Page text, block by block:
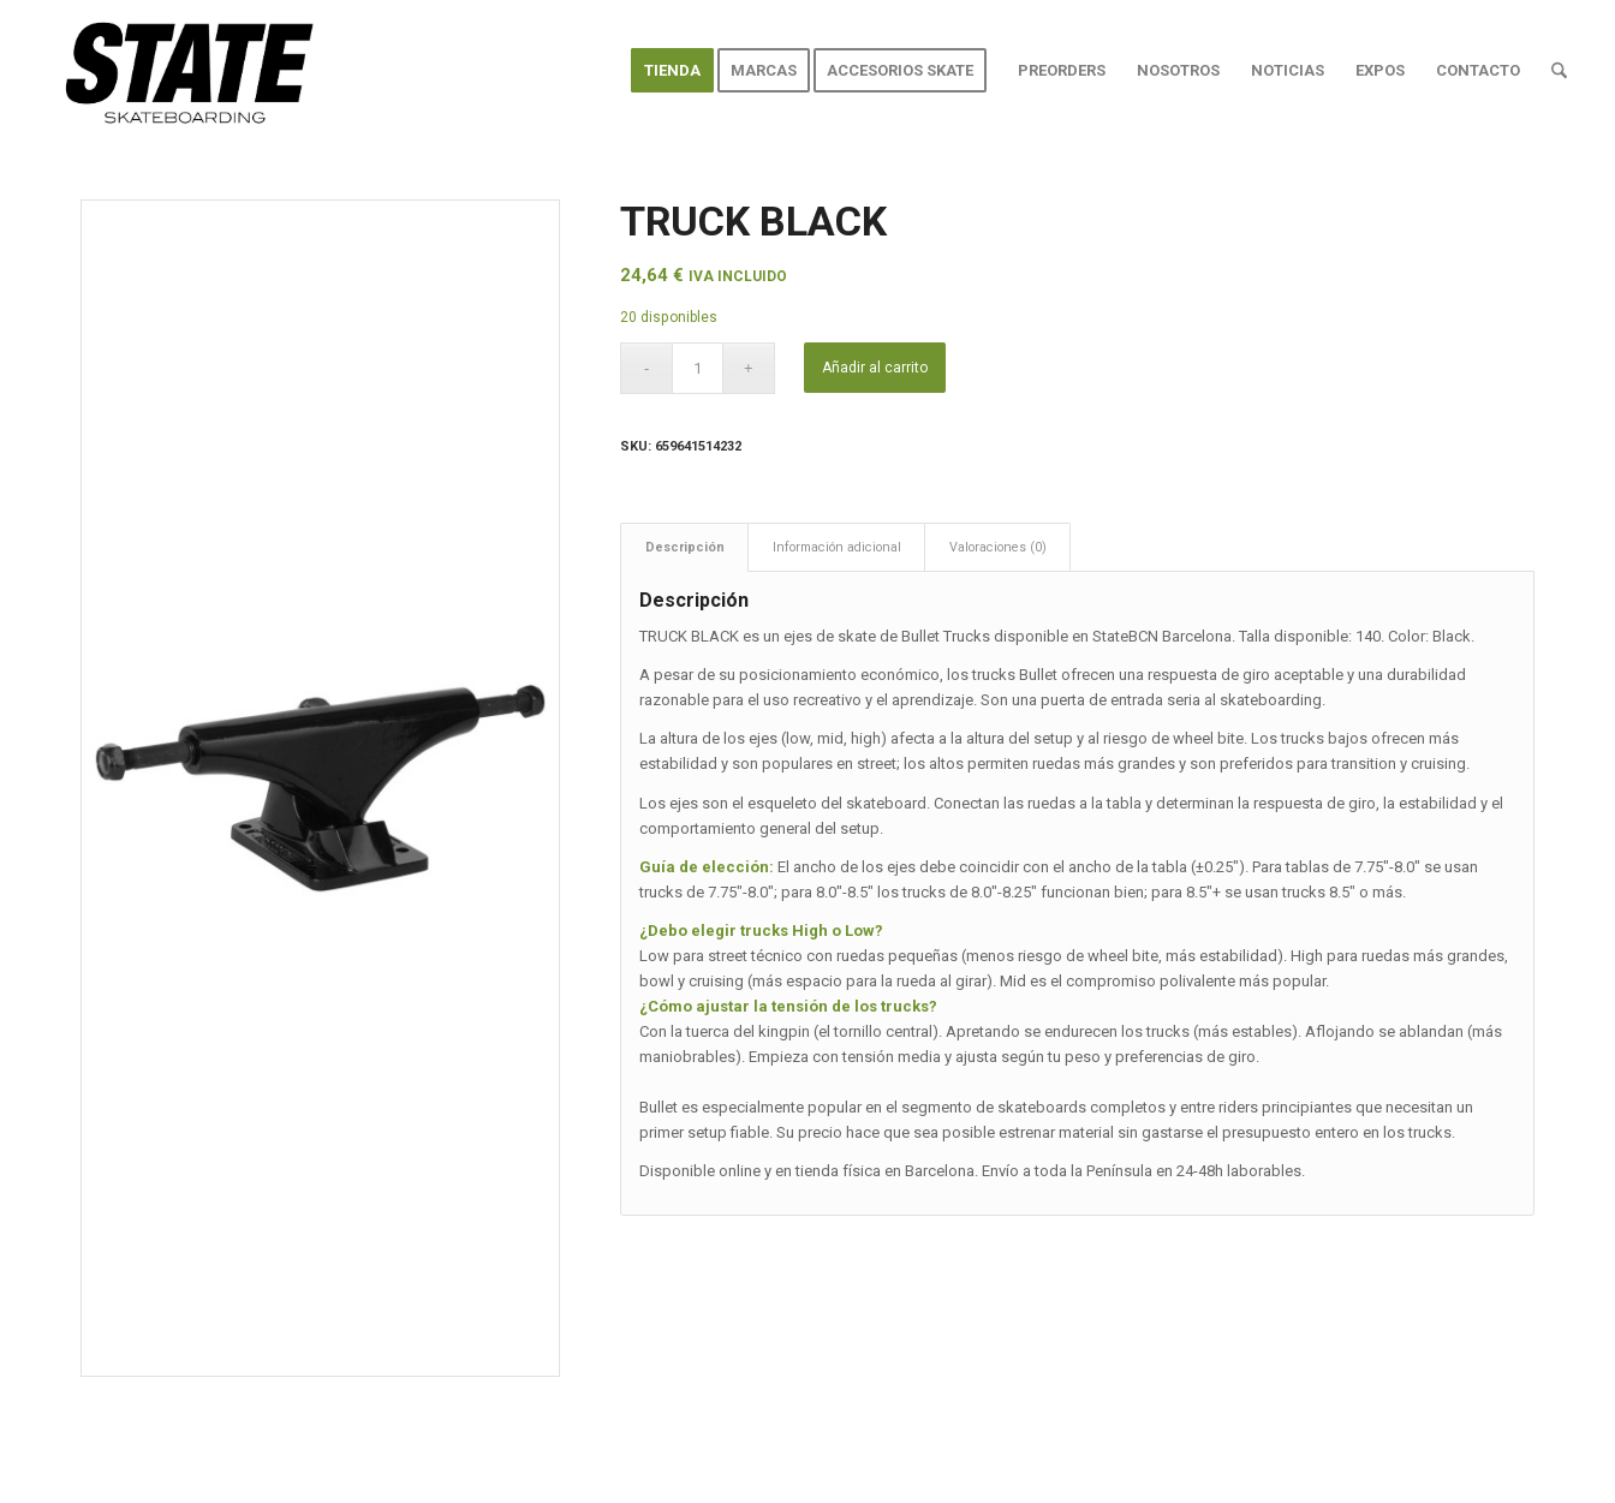
TIENDA MARCAS ACCESORIOS SKATE PREORDERS NOSOTROS NOTICIAS EXPOS CONTACTO
TRUCK BLACK
24,64€ IVA INCLUIDO
20 disponibles
Añadir al carrito
SKU: 659641514232
Descripción Información adicional Valoraciones (0)
Descripción
TRUCK BLACK es un ejes de skate de Bullet Trucks disponible en StateBCN Barcelona. Talla disponible: 140. Color: Black.
A pesar de su posicionamiento económico, los trucks Bullet ofrecen una respuesta de giro aceptable y una durabilidad
razonable para el uso recreativo y el aprendizaje. Son una puerta de entrada seria al skateboarding.
La altura de los ejes (low, mid, high) afecta a la altura del setup y al riesgo de wheel bite. Los trucks bajos ofrecen más
estabilidad y son populares en street; los altos permiten ruedas más grandes y son preferidos para transition y cruising.
Los ejes son el esqueleto del skateboard. Conectan las ruedas a la tabla y determinan la respuesta de giro, la estabilidad y el
comportamiento general del setup.
Guía de elección: El ancho de los ejes debe coincidir con el ancho de la tabla (±0.25″). Para tablas de 7.75″-8.0″ se usan
trucks de 7.75″-8.0″; para 8.0″-8.5″ los trucks de 8.0″-8.25″ funcionan bien; para 8.5″+ se usan trucks 8.5″ o más.
¿Debo elegir trucks High o Low?
Low para street técnico con ruedas pequeñas (menos riesgo de wheel bite, más estabilidad). High para ruedas más grandes,
bowl y cruising (más espacio para la rueda al girar). Mid es el compromiso polivalente más popular.
¿Cómo ajustar la tensión de los trucks?
Con la tuerca del kingpin (el tornillo central). Apretando se endurecen los trucks (más estables). Aflojando se ablandan (más
maniobrables). Empieza con tensión media y ajusta según tu peso y preferencias de giro.
Bullet es especialmente popular en el segmento de skateboards completos y entre riders principiantes que necesitan un
primer setup fiable. Su precio hace que sea posible estrenar material sin gastarse el presupuesto entero en los trucks.
Disponible online y en tienda física en Barcelona. Envío a toda la Península en 24-48h laborables.